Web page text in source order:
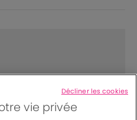
vie privée
Décliner les cookies